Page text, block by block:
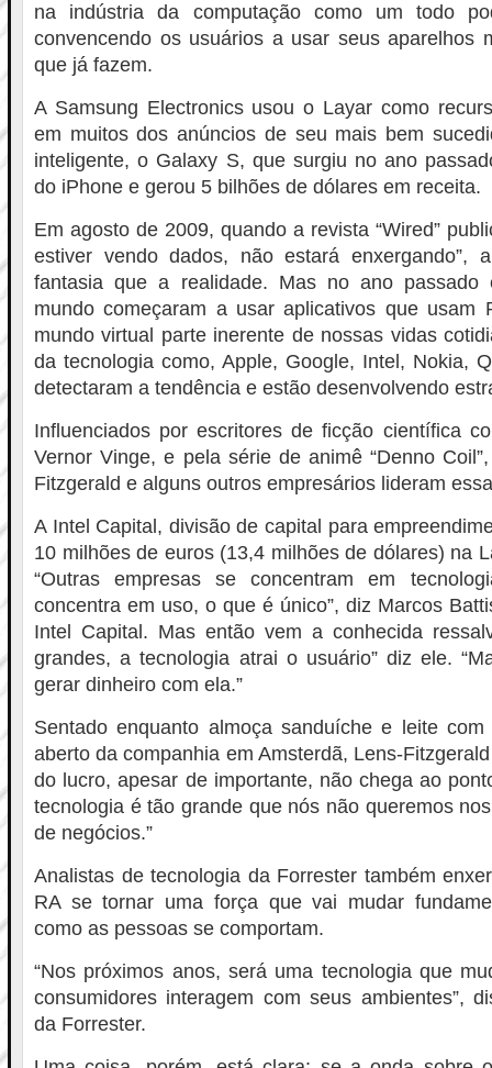
na indústria da computação como um todo
convencendo os usuários a usar seus aparelhos
que já fazem.
A Samsung Electronics usou o Layar como
em muitos dos anúncios de seu mais bem
inteligente, o Galaxy S, que surgiu no ano
do iPhone e gerou 5 bilhões de dólares em receita.
Em agosto de 2009, quando a revista “Wired”
estiver vendo dados, não estará enxergando”,
fantasia que a realidade. Mas no ano passado
mundo começaram a usar aplicativos que usam
mundo virtual parte inerente de nossas vidas
da tecnologia como, Apple, Google, Intel, Nokia,
detectaram a tendência e estão desenvolvendo
Influenciados por escritores de ficção científica
Vernor Vinge, e pela série de animê “Denno
Fitzgerald e alguns outros empresários lideram
A Intel Capital, divisão de capital para
10 milhões de euros (13,4 milhões de dólares) na
“Outras empresas se concentram em
concentra em uso, o que é único”, diz Marcos
Intel Capital. Mas então vem a conhecida
grandes, a tecnologia atrai o usuário” diz ele.
gerar dinheiro com ela.”
Sentado enquanto almoça sanduíche e leite
aberto da companhia em Amsterdã, Lens-
do lucro, apesar de importante, não chega ao
tecnologia é tão grande que nós não queremos
de negócios.”
Analistas de tecnologia da Forrester também
RA se tornar uma força que vai mudar
como as pessoas se comportam.
“Nos próximos anos, será uma tecnologia que
consumidores interagem com seus ambientes”,
da Forrester.